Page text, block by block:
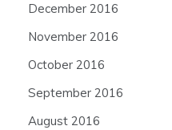
December 2016
November 2016
October 2016
September 2016
August 2016